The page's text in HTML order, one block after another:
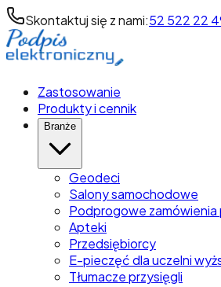
Skontaktuj się z nami:52 522 22
Zastosowanie
Produkty i cennik
Branże
Geodeci
Salony samochodowe
Podprogowe zamówienia
Apteki
Przedsiębiorcy
E-pieczęć dla uczelni
Tłumacze przysięgli